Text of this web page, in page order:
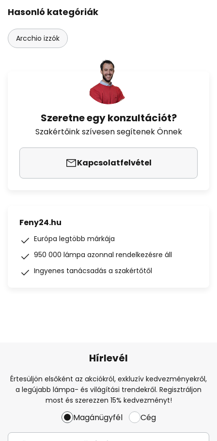
Hasonló kategóriák
Arcchio izzók
Szeretne egy konzultációt?
Szakértőink szívesen segítenek Önnek
Kapcsolatfelvétel
Feny24.hu
Európa legtöbb márkája
950 000 lámpa azonnal rendelkezésre áll
Ingyenes tanácsadás a szakértőtől
Hírlevél
Értesüljön elsőként az akciókról, exkluzív kedvezményekről,
a legújabb lámpa- és világítási trendekről. Regisztráljon
most és szerezzen 15% kedvezményt!
Magánügyfél Cég